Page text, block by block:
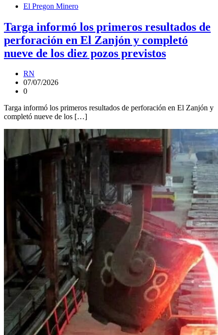
El Pregon Minero
Targa informó los primeros resultados de
perforación en El Zanjón y completó
nueve de los diez pozos previstos
RN
07/07/2026
0
Targa informó los primeros resultados de perforación en El Zanjón y
completó nueve de los […]